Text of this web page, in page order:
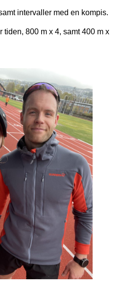
intervaller med en kompis.
tiden, 800 m x 4, samt 400 m x